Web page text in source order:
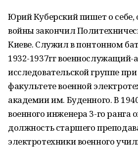
Юрий Куберский пишет о себе,
войны закончил
Киеве. Служил в понтонном
1932-1937гг
исследовательской группе
факультете военной
академии им. Буденного. В
военного инженера 3-го ранга
должность старшего
электротехники военного